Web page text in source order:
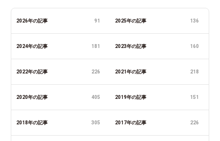
2026年の記事 91 2025年の記事 136
2024年の記事 181 2023年の記事 160
2022年の記事 226 2021年の記事 218
2020年の記事 405 2019年の記事 151
2018年の記事 305 2017年の記事 226